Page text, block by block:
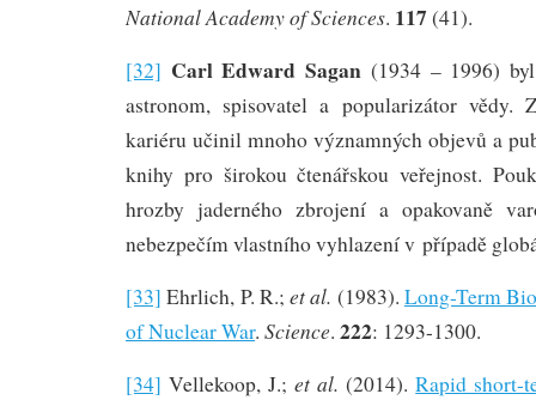
National Academy of Sciences. 117(41).
[32] Carl Edward Sagan (1934 – 1996)
astronom, spisovatel a popularizátor vědy.
kariéru učinil mnoho významných objevů a
knihy pro širokou čtenářskou veřejnost.
hrozby jaderného zbrojení a opakovaně
nebezpečím vlastního vyhlazení v případě
[33] Ehrlich, P. R.;et al. (1983). Long-Term
of Nuclear War. Science. 222: 1293-1300.
[34] Vellekoop, J.;et al. (2014).Rapid short-